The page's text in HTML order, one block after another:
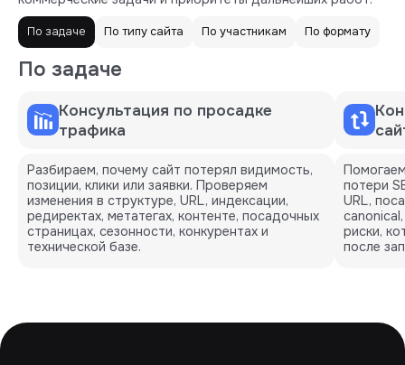
По задаче По типу сайта По участникам По формату
По задаче
Консультация по просадке
трафика
Разбираем, почему сайт потерял видимость,
позиции, клики или заявки. Проверяем
изменения в структуре, URL, индексации,
редиректах, метатегах, контенте, посадочных
страницах, сезонности, конкурентах и
технической базе.
потери
URL,
риски,
после